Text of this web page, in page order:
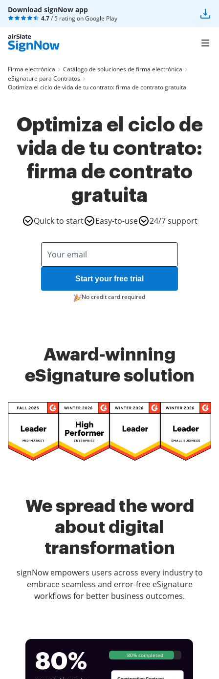
Download signNow app
4.7/ 5 rating onGoogle Play
Firma electrónica
Catálogo de soluciones de firma electrónica
eSignature para Contratos
Optimiza el ciclo de vida de tu contrato: firma de contrato gratuita
Optimiza el ciclo de
vida de tu contrato:
firma de contrato
gratuita
Quick to start Easy-to-use 24/7 support
Start your free trial
No credit card required
Award-winning
eSignature solution
We spread the word
about digital
transformation
signNow empowers users across every industry to
embrace seamless and error-free eSignature
workflows for better business outcomes.
80% 80% completed